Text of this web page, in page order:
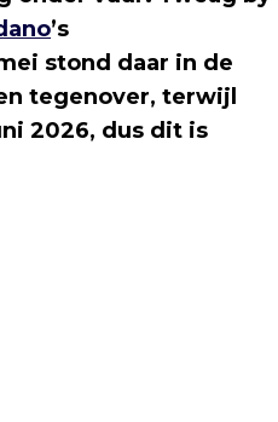
’s
stond daar in de
tegenover, terwijl
2026, dus dit is